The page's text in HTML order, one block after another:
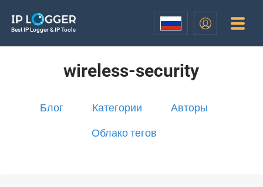
Best IP Logger & IP Tools
wireless-security
Блог Категории Авторы
Облако тегов